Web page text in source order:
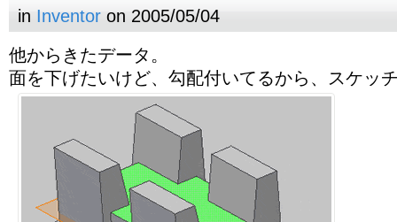
in Inventor on 2005/05/04
他からきたデータ。
面を下げたいけど、勾配付いてるから、スケッ